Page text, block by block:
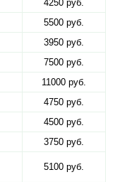
4250 руб.
5500 руб.
3950 руб.
7500 руб.
11000 руб.
4750 руб.
4500 руб.
3750 руб.
5100 руб.